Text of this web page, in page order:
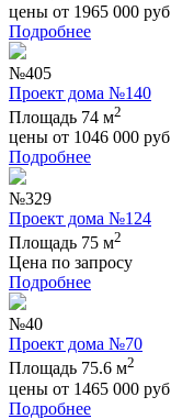
цены от 1965 000 руб
Подробнее
№405
Проект дома №140
Площадь 74 м2
цены от 1046 000 руб
Подробнее
№329
Проект дома №124
Площадь 75 м2
Цена по запросу
Подробнее
№40
Проект дома №70
Площадь 75.6 м2
цены от 1465 000 руб
Подробнее